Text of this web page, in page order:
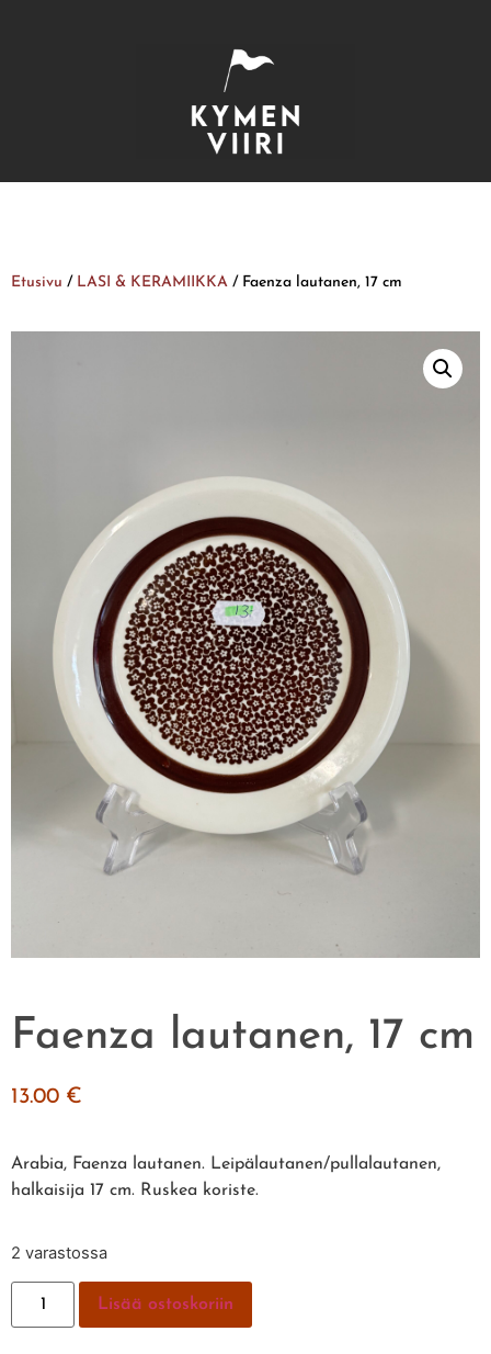
Etusivu / LASI & KERAMIIKKA / Faenza lautanen, 17 cm
Faenza lautanen, 17 cm
13.00 €
Arabia, Faenza lautanen. Leipälautanen/pullalautanen,
halkaisija 17 cm. Ruskea koriste.
2 varastossa
Lisää ostoskoriin